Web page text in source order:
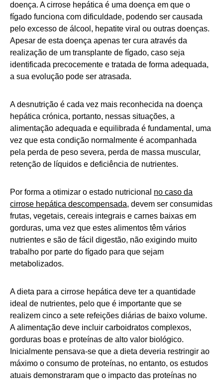
doença. A cirrose hepática é uma doença em que o
fígado funciona com dificuldade, podendo ser causada
pelo excesso de álcool, hepatite viral ou outras doenças.
Apesar de esta doença apenas ter cura através da
realização de um transplante de fígado, caso seja
identificada precocemente e tratada de forma adequada,
a sua evolução pode ser atrasada.
A desnutrição é cada vez mais reconhecida na doença
hepática crónica, portanto, nessas situações, a
alimentação adequada e equilibrada é fundamental, uma
vez que esta condição normalmente é acompanhada
pela perda de peso severa, perda de massa muscular,
retenção de líquidos e deficiência de nutrientes.
Por forma a otimizar o estado nutricional no caso da
cirrose hepática descompensada, devem ser consumidas
frutas, vegetais, cereais integrais e carnes baixas em
gorduras, uma vez que estes alimentos têm vários
nutrientes e são de fácil digestão, não exigindo muito
trabalho por parte do fígado para que sejam
metabolizados.
A dieta para a cirrose hepática deve ter a quantidade
ideal de nutrientes, pelo que é importante que se
realizem cinco a sete refeições diárias de baixo volume.
A alimentação deve incluir carboidratos complexos,
gorduras boas e proteínas de alto valor biológico.
Inicialmente pensava-se que a dieta deveria restringir ao
máximo o consumo de proteínas, no entanto, os estudos
atuais demonstraram que o impacto das proteínas no